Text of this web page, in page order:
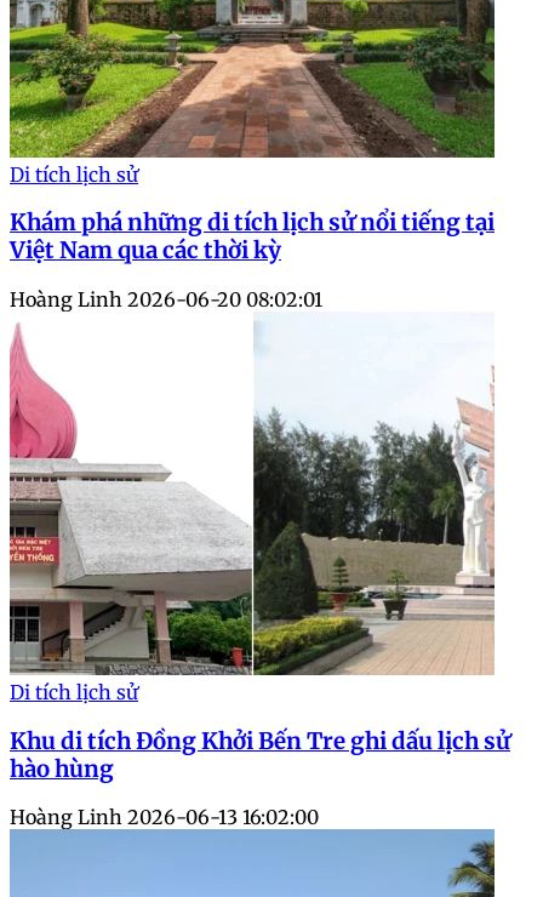
Di tích lịch sử
Khám phá những di tích lịch sử nổi tiếng tại
Việt Nam qua các thời kỳ
Hoàng Linh 2026-06-20 08:02:01
Di tích lịch sử
Khu di tích Đồng Khởi Bến Tre ghi dấu lịch sử
hào hùng
Hoàng Linh 2026-06-13 16:02:00